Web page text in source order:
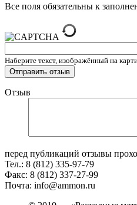
Все поля обязательны к
Наберите текст, изображённый на
Отзыв
перед публикаций отзывы
Тел.: 8 (812) 335-97-79
Факс: 8 (812) 337-27-99
Почта: info@ammon.ru